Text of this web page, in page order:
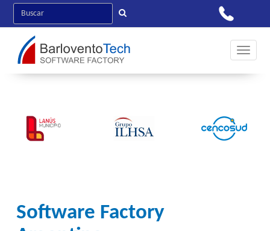
Toggle
Software Factory